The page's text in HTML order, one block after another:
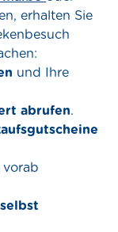
erhalten Sie
und Ihre
abrufen.
vorab